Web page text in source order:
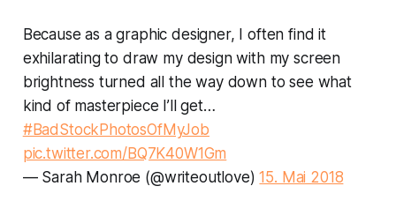
Because as a graphic designer, I often find it
exhilarating to draw my design with my screen
brightness turned all the way down to see what
kind of masterpiece I’ll get…
#BadStockPhotosOfMyJob
pic.twitter.com/BQ7K40W1Gm
— Sarah Monroe (@writeoutlove)15. Mai 2018